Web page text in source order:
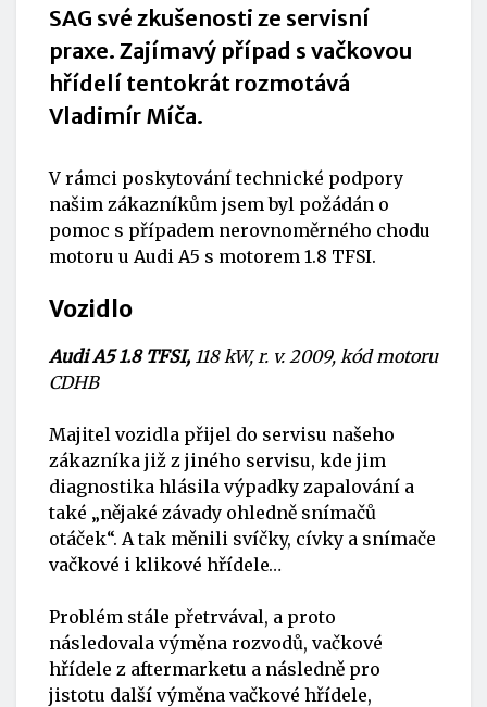
SAG své zkušenosti ze servisní
praxe. Zajímavý případ s vačkovou
hřídelí tentokrát rozmotává
Vladimír Míča.
V rámci poskytování technické podpory
našim zákazníkům jsem byl požádán o
pomoc s případem nerovnoměrného chodu
motoru u Audi A5 s motorem 1.8 TFSI.
Vozidlo
Audi A5 1.8 TFSI, 118 kW, r. v. 2009, kód motoru
CDHB
Majitel vozidla přijel do servisu našeho
zákazníka již z jiného servisu, kde jim
diagnostika hlásila výpadky zapalování a
také „nějaké závady ohledně snímačů
otáček“. A tak měnili svíčky, cívky a snímače
vačkové i klikové hřídele…
Problém stále přetrvával, a proto
následovala výměna rozvodů, vačkové
hřídele z aftermarketu a následně pro
jistotu další výměna vačkové hřídele,